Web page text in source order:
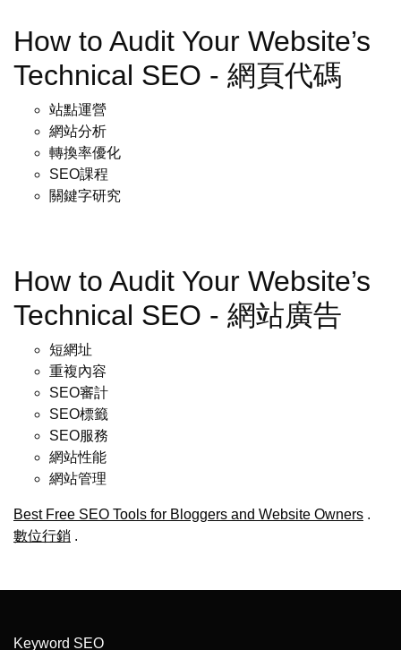
How to Audit Your Website’s
Technical SEO - 網頁代碼
站點運營
網站分析
轉換率優化
SEO課程
關鍵字研究
How to Audit Your Website’s
Technical SEO - 網站廣告
短網址
重複內容
SEO審計
SEO標籤
SEO服務
網站性能
網站管理
Best Free SEO Tools for Bloggers and Website Owners .
數位行銷 .
Keyword SEO